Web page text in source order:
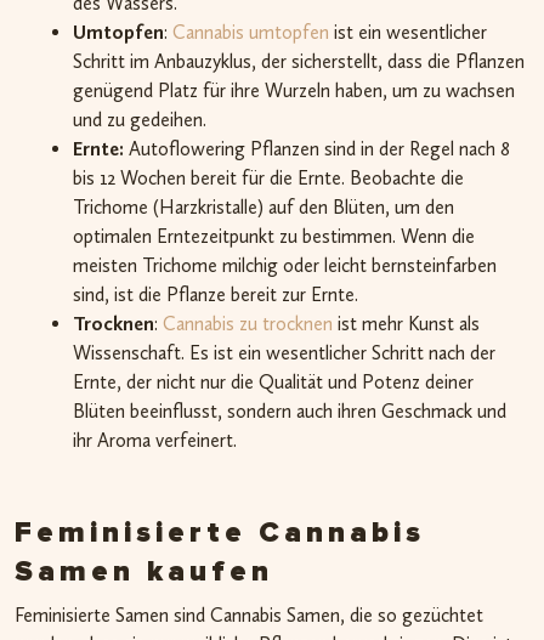
Umtopfen: Cannabis umtopfen ist ein wesentlicher
Schritt im Anbauzyklus, der sicherstellt, dass die Pflanzen
genügend Platz für ihre Wurzeln haben, um zu wachsen
und zu gedeihen.
Ernte: Autoflowering Pflanzen sind in der Regel nach 8
bis 12 Wochen bereit für die Ernte. Beobachte die
Trichome (Harzkristalle) auf den Blüten, um den
optimalen Erntezeitpunkt zu bestimmen. Wenn die
meisten Trichome milchig oder leicht bernsteinfarben
sind, ist die Pflanze bereit zur Ernte.
Trocknen: Cannabis zu trocknen ist mehr Kunst als
Wissenschaft. Es ist ein wesentlicher Schritt nach der
Ernte, der nicht nur die Qualität und Potenz deiner
Blüten beeinflusst, sondern auch ihren Geschmack und
ihr Aroma verfeinert.
Feminisierte Cannabis
Samen kaufen
Feminisierte Samen sind Cannabis Samen, die so gezüchtet